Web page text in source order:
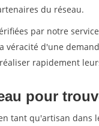
du réseau.
par notre
véracité d'une
rapidement
pour
tant qu'artisan dans